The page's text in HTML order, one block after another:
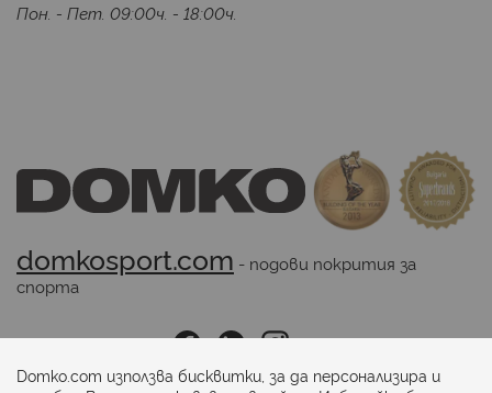
Пон. - Пет. 09:00ч. - 18:00ч.
domkosport.com - подови покрития за
спорта
Последвайте ни:
Domko.com използва бисквитки, за да персонализира и